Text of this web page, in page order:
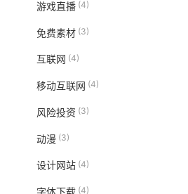
游戏直播(4)
免费素材(3)
互联网 (4)
移动互联网 (4)
风险投资 (3)
动漫 (3)
设计网站(4)
字体下载(4)